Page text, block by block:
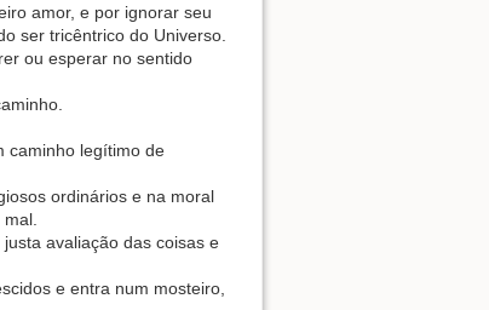
amor, e por ignorar seu
ser tricêntrico do Universo.
ou esperar no sentido
caminho legítimo de
ordinários e na moral
mal.
avaliação das coisas e
e entra num mosteiro,